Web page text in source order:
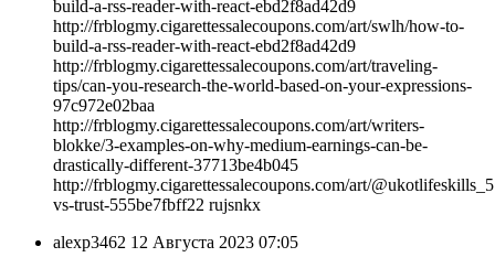
build-a-rss-reader-with-react-ebd2f8ad42d9
http://frblogmy.cigarettessalecoupons.com/art/swlh/how-to-
build-a-rss-reader-with-react-ebd2f8ad42d9
http://frblogmy.cigarettessalecoupons.com/art/traveling-
tips/can-you-research-the-world-based-on-your-expressions-
97c972e02baa
http://frblogmy.cigarettessalecoupons.com/art/writers-
blokke/3-examples-on-why-medium-earnings-can-be-
drastically-different-37713be4b045
http://frblogmy.cigarettessalecoupons.com/art/
vs-trust-555be7fbff22 rujsnkx
alexp3462 12 Августа 2023 07:05